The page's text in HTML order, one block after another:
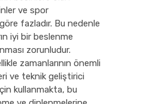
ve spor
fazladır. Bu nedenle
iyi bir beslenme
zorunludur.
zamanlarının önemli
ve teknik geliştirici
kullanmakta, bu